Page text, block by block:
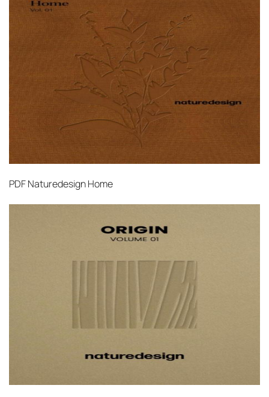
Страхование груза Все международные
поставки застрахованы в соответствии с
международными стандартами. Клиенты могут
выбрать дополнительное страхование для
критичных партий товара.
PDFNaturedesign Home